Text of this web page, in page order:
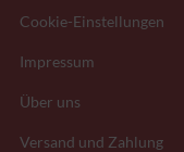
Cookie-Einstellungen
Impressum
Über uns
Versand und Zahlung